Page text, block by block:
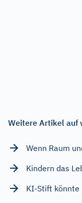
Weitere Artikel auf
Wenn Raum
Kindern das
KI-Stift könnte